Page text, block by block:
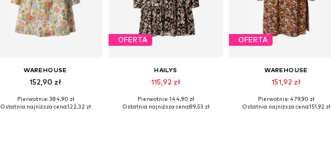
WAREHOUSE
152,90 zł
Dostępne rozmiary: 38, 40, 42
Pierwotnie: 384,90 zł
Ostatnia najniższa cena:122,32 zł
OFERTA
HAILYS
115,92 zł
Dostępne rozmiary: 36, 38, 40
Pierwotnie: 144,90 zł
Ostatnia najniższa cena:89,53 zł
OFERTA
WAREHOUSE
151,92 zł
Dostępne rozmiary: 34, 36, 38
Pierwotnie: 479,90 zł
Ostatnia najniższa cena:151,92 zł